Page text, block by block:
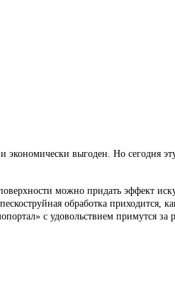
экономически выгоден. Но сегодня
можно придать эффект
обработка приходится,
с удовольствием примутся за